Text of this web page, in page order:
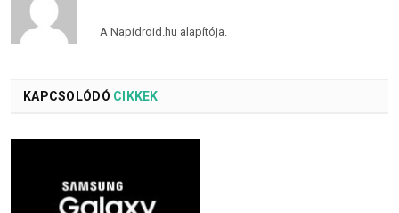
A Napidroid.hu alapítója.
KAPCSOLÓDÓ CIKKEK